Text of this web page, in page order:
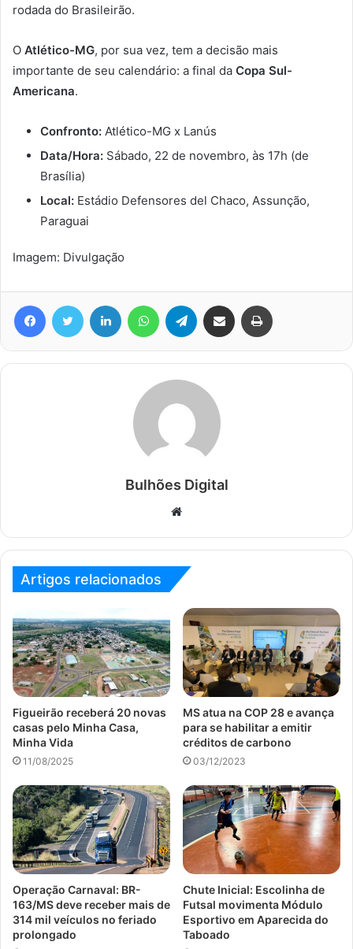
rodada do Brasileirão.
O Atlético-MG, por sua vez, tem a decisão mais
importante de seu calendário: a final da Copa Sul-
Americana.
Confronto: Atlético-MG x Lanús
Data/Hora: Sábado, 22 de novembro, às 17h (de
Brasília)
Local: Estádio Defensores del Chaco, Assunção,
Paraguai
Imagem: Divulgação
FacebookTwitter Linkedin WhatsAppTelegram Compartilhar via e-mail
Bulhões Digital
Website
Artigos relacionados
Figueirão receberá 20 novas
casas pelo Minha Casa,
Minha Vida
11/08/2025
MS atua na COP 28 e avança
para se habilitar a emitir
créditos de carbono
03/12/2023
Operação Carnaval: BR-
163/MS deve receber mais de
314 mil veículos no feriado
prolongado
Chute Inicial: Escolinha de
Futsal movimenta Módulo
Esportivo em Aparecida do
Taboado